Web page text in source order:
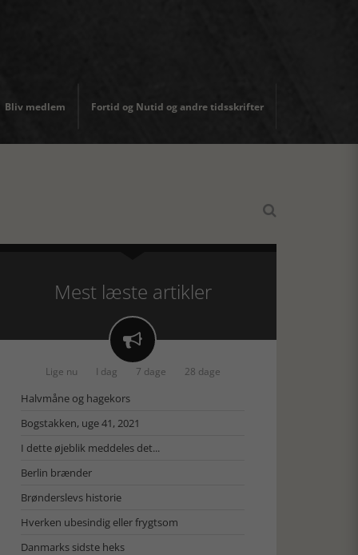
Bliv medlem Fortid og Nutid og andre tidsskrifter

Mest læste artikler

Lige nu I dag 7 dage 28 dage
Halvmåne og hagekors
Bogstakken, uge 41, 2021
I dette øjeblik meddeles det...
Berlin brænder
Brønderslevs historie
Hverken ubesindig eller frygtsom
Danmarks sidste heks